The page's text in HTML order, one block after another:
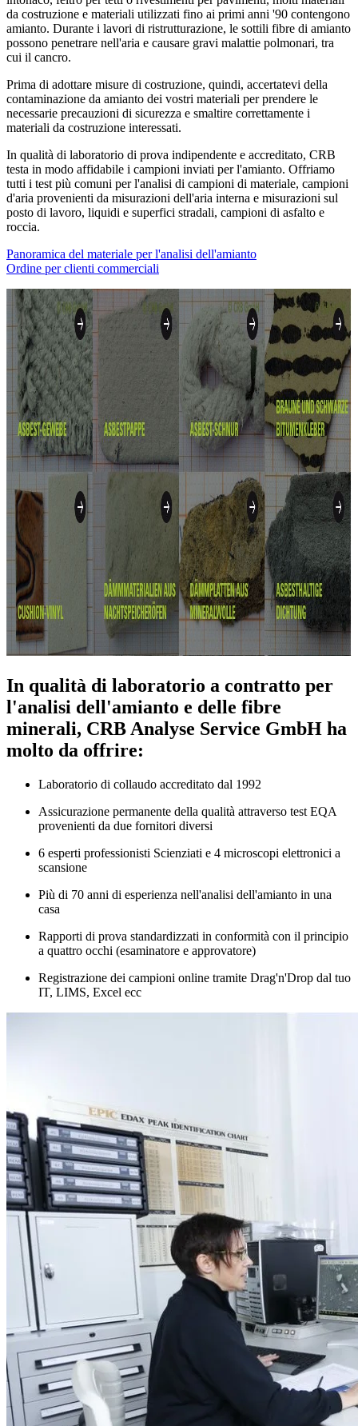
da costruzione e materiali utilizzati fino ai primi anni '90 contengono
amianto. Durante i lavori di ristrutturazione, le sottili fibre di amianto
possono penetrare nell'aria e causare gravi malattie polmonari, tra
cui il cancro.
Prima di adottare misure di costruzione, quindi, accertatevi della
contaminazione da amianto dei vostri materiali per prendere le
necessarie precauzioni di sicurezza e smaltire correttamente i
materiali da costruzione interessati.
In qualità di laboratorio di prova indipendente e accreditato, CRB
testa in modo affidabile i campioni inviati per l'amianto. Offriamo
tutti i test più comuni per l'analisi di campioni di materiale, campioni
d'aria provenienti da misurazioni dell'aria interna e misurazioni sul
posto di lavoro, liquidi e superfici stradali, campioni di asfalto e
roccia.
Panoramica del materiale per l'analisi dell'amianto
Ordine per clienti commerciali
In qualità di laboratorio a contratto per
l'analisi dell'amianto e delle fibre
minerali, CRB Analyse Service GmbH ha
molto da offrire:
Laboratorio di collaudo accreditato dal 1992
Assicurazione permanente della qualità attraverso test EQA
provenienti da due fornitori diversi
6 esperti professionisti Scienziati e 4 microscopi elettronici a
scansione
Più di 70 anni di esperienza nell'analisi dell'amianto in una
casa
Rapporti di prova standardizzati in conformità con il principio
a quattro occhi (esaminatore e approvatore)
Registrazione dei campioni online tramite Drag'n'Drop dal tuo
IT, LIMS, Excel ecc